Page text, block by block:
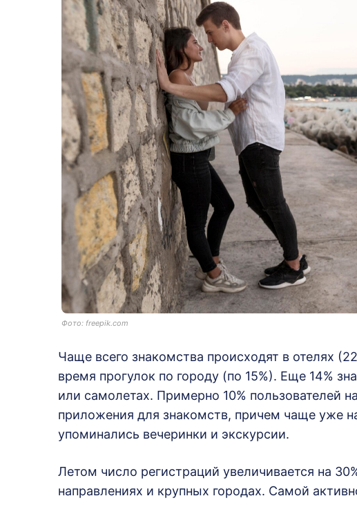
Фото: freepik.com
Чаще всего знакомства происходят в отелях
время прогулок по городу (по 15%). Еще 14%
или самолетах. Примерно 10% пользователей
приложения для знакомств, причем чаще уже
упоминались вечеринки и экскурсии.
Летом число регистраций увеличивается на
направлениях и крупных городах. Самой